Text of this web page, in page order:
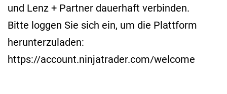
und Lenz + Partner dauerhaft verbinden.
Bitte loggen Sie sich ein, um die Plattform
herunterzuladen:
https://account.ninjatrader.com/welcome